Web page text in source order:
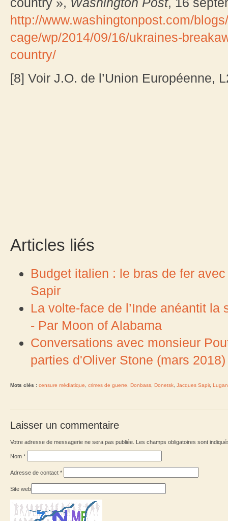
http://www.washingtonpost.com/
cage/wp/2014/09/16/ukraines-
country/
[8] Voir J.O. de l’Union Européenne,
Articles liés
Budget italien : le bras de fer
Sapir
La volte-face de l’Inde anéantit
- Par Moon of Alabama
Conversations avec monsieur
parties d'Oliver Stone (mars 2018)
Mots clés : censure médiatique crimes de guerre Donbass Donetsk Jacques Sapir,
Laisser un commentaire
Votre adresse de messagerie ne sera pas publiée. Les champs obligatoires sont
Nom *
Adresse de contact *
Site web